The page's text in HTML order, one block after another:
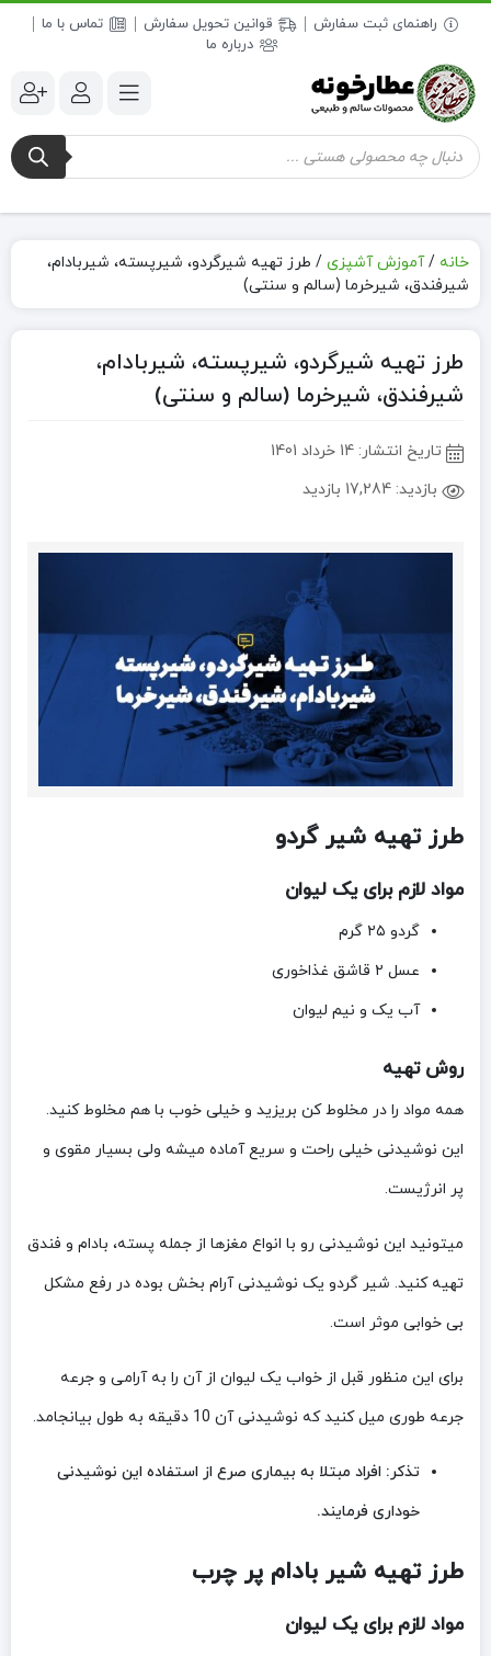
راهنمای ثبت سفارش قوانین تحویل سفارش
تماس با ما
درباره ما
جستجوی
محصولات
خانه /آموزش آشپزی / طرز تهیه شیرگردو، شیرپسته، شیربادام،
شیرفندق، شیرخرما (سالم و سنتی)
طرز تهیه شیرگردو، شیرپسته، شیربادام،
شیرفندق، شیرخرما (سالم و سنتی)
تاریخ انتشار: 14 خرداد 1401
بازدید: 17,284 بازدید
طرز تهیه شیر گردو
مواد لازم برای یک لیوان
گردو ۲۵ گرم
عسل ۲ قاشق غذاخوری
آب یک و نیم لیوان
روش تهیه
همه مواد را در مخلوط کن بریزید و خیلی خوب با هم مخلوط کنید.
این نوشیدنی خیلی راحت و سریع آماده میشه ولی بسیار مقوی و
پر انرژیست.
میتونید این نوشیدنی رو با انواع مغزها از جمله پسته، بادام و فندق
تهیه کنید. شیر گردو یک نوشیدنی آرام بخش بوده در رفع مشکل
بی خوابی موثر است.
برای این منظور قبل از خواب یک لیوان از آن را به آرامی و جرعه
جرعه طوری میل کنید که نوشیدنی آن 10 دقیقه به طول بیانجامد.
تذکر: افراد مبتلا به بیماری صرع از استفاده این نوشیدنی
خوداری فرمایند.
طرز تهیه شیر بادام پر چرب
مواد لازم برای یک لیوان